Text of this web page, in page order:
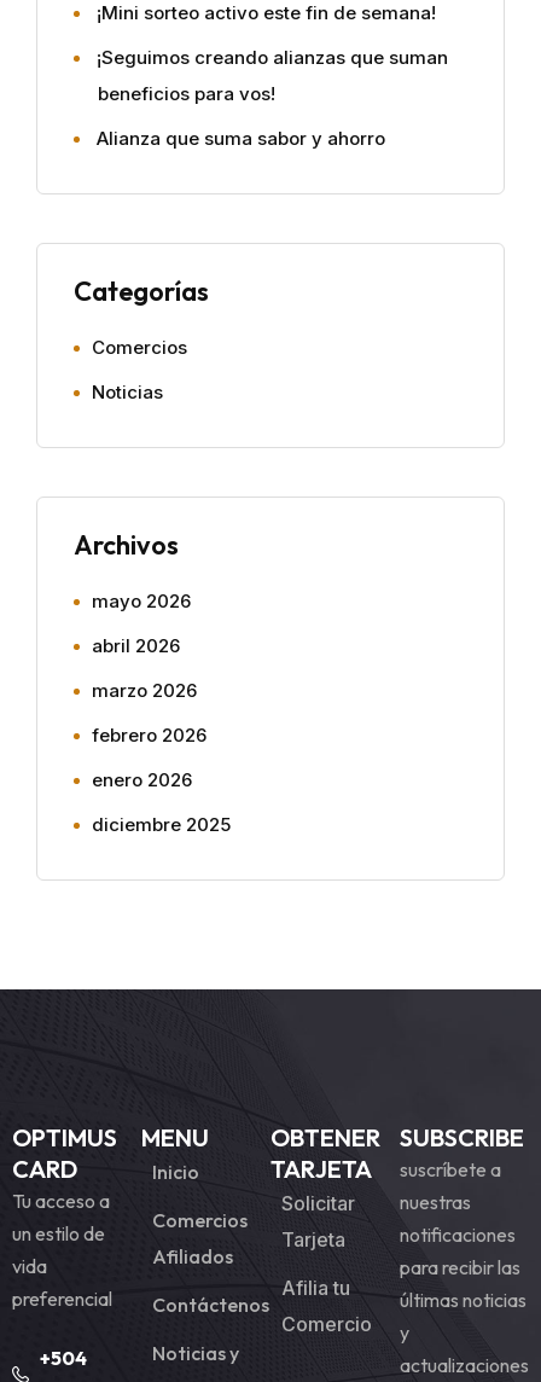
¡Mini sorteo activo este fin de semana!
¡Seguimos creando alianzas que suman
beneficios para vos!
Alianza que suma sabor y ahorro
Categorías
Comercios
Noticias
Archivos
mayo 2026
abril 2026
marzo 2026
febrero 2026
enero 2026
diciembre 2025
OPTIMUS
CARD
Tu acceso a
un estilo de
vida
preferencial
+504
MENU
Inicio
Comercios
Afiliados
Contáctenos
Noticias y
OBTENER
TARJETA
Solicitar
Tarjeta
Afilia tu
Comercio
SUBSCRIBE
suscríbete a
nuestras
notificaciones
para recibir las
últimas noticias
y
actualizaciones